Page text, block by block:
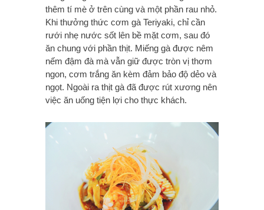
thêm tí mè ở trên cùng và một phần rau nhỏ.
Khi thưởng thức cơm gà Teriyaki, chỉ cần
rưới nhẹ nước sốt lên bề mặt cơm, sau đó
ăn chung với phần thịt. Miếng gà được nêm
nếm đậm đà mà vẫn giữ được tròn vị thơm
ngon, cơm trắng ăn kèm đảm bảo độ dẻo và
ngọt. Ngoài ra thịt gà đã được rút xương nên
việc ăn uống tiện lợi cho thực khách.